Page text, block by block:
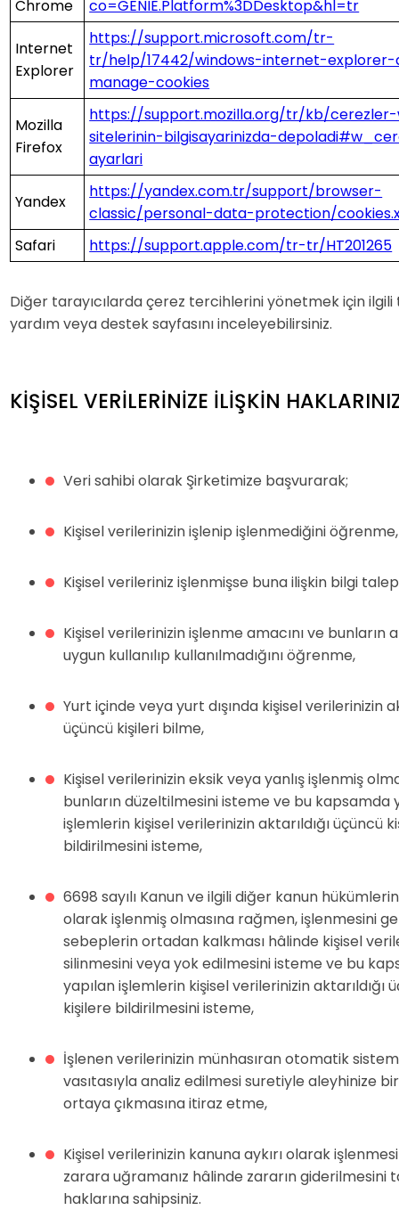
Chrome co=GENIE.Platform%3DDesktop&hl=tr
Internet
Explorer
https://support.microsoft.com/tr-
tr/help/17442/windows-internet-
manage-cookies
Mozilla
Firefox
https://support.mozilla.org/tr/kb/
sitelerinin-bilgisayarinizda-
ayarlari
Yandex
https://yandex.com.tr/support/browser-
classic/personal-data-protection/
Safari
https://support.apple.com/tr-tr/HT201265
Diğer tarayıcılarda çerez tercihlerini yönetmek için ilgili
yardım veya destek sayfasını inceleyebilirsiniz.
KİŞİSEL VERİLERİNİZE İLİŞKİN
Veri sahibi olarak Şirketimize başvurarak;
Kişisel verilerinizin işlenip işlenmediğini öğrenme,
Kişisel verileriniz işlenmişse buna ilişkin bilgi
Kişisel verilerinizin işlenme amacını ve bunların
uygun kullanılıp kullanılmadığını öğrenme,
Yurt içinde veya yurt dışında kişisel verilerinizin
üçüncü kişileri bilme,
Kişisel verilerinizin eksik veya yanlış işlenmiş
bunların düzeltilmesini isteme ve bu kapsamda
işlemlerin kişisel verilerinizin aktarıldığı üçüncü
bildirilmesini isteme,
6698 sayılı Kanun ve ilgili diğer kanun
olarak işlenmiş olmasına rağmen, işlenmesini
sebeplerin ortadan kalkması hâlinde kişisel
silinmesini veya yok edilmesini isteme ve bu
yapılan işlemlerin kişisel verilerinizin aktarıldığı
kişilere bildirilmesini isteme,
İşlenen verilerinizin münhasıran otomatik
vasıtasıyla analiz edilmesi suretiyle aleyhinize
ortaya çıkmasına itiraz etme,
Kişisel verilerinizin kanuna aykırı olarak
zarara uğramanız hâlinde zararın giderilmesini
haklarına sahipsiniz.